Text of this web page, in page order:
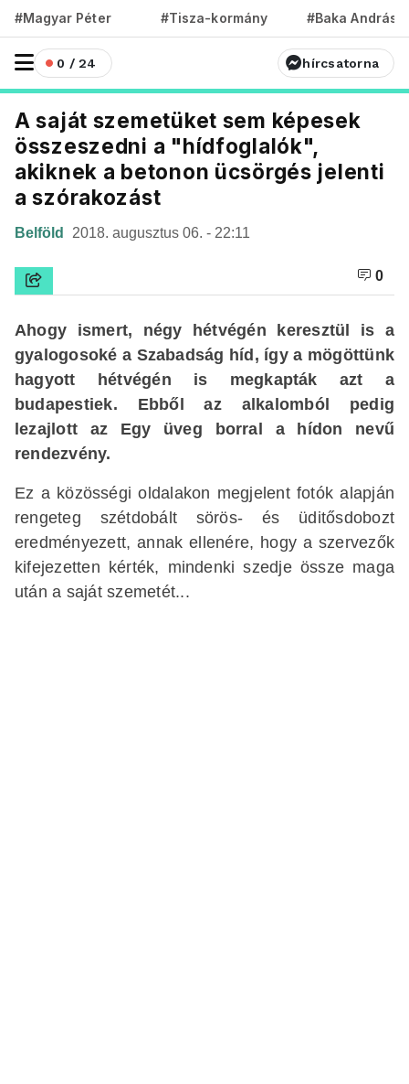
#Magyar Péter #Tisza-kormány #Baka András
0 / 24 hírcsatorna
A saját szemetüket sem képesek
összeszedni a "hídfoglalók",
akiknek a betonon ücsörgés jelenti
a szórakozást
Belföld 2018. augusztus 06. - 22:11
0
Ahogy ismert, négy hétvégén keresztül is a
gyalogosoké a Szabadság híd, így a mögöttünk
hagyott hétvégén is megkapták azt a
budapestiek. Ebből az alkalomból pedig
lezajlott az Egy üveg borral a hídon nevű
rendezvény.
Ez a közösségi oldalakon megjelent fotók alapján
rengeteg szétdobált sörös- és üditősdobozt
eredményezett, annak ellenére, hogy a szervezők
kifejezetten kérték, mindenki szedje össze maga
után a saját szemetét...